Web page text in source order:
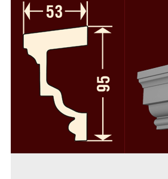
Колонны из стеклофибробетона
Полуколонны из стеклофибробетона
Колонны и полуколонны в сборе
Пилястры в сборе из стеклофибробетона
49
Русты из стеклофибробетона
Консоли из стеклофибробетона
Слуховые окна и обрамления из
Камни замковые из стеклофибробетона